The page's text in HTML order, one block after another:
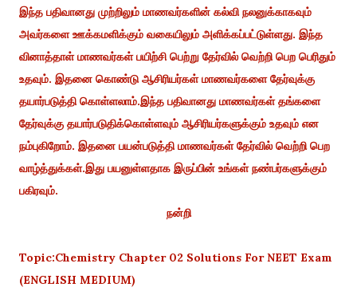
இந்த பதிவானது முற்றிலும் மாணவர்களின் கல்வி நலனுக்காகவும்
அவர்களை ஊக்கமளிக்கும் வகையிலும் அளிக்கப்பட்டுள்ளது. இந்த
வினாத்தாள் மாணவர்கள் பயிற்சி பெற்று தேர்வில் வெற்றி பெற பெரிதும்
உதவும். இதனை கொண்டு ஆசிரியர்கள் மாணவர்களை தேர்வுக்கு
தயார்படுத்தி கொள்ளலாம்.இந்த பதிவானது மாணவர்கள் தங்களை
தேர்வுக்கு தயார்படுதிக்கொள்ளவும் ஆசிரியர்களுக்கும் உதவும் என
நம்புகிறோம். இதனை பயன்படுத்தி மாணவர்கள் தேர்வில் வெற்றி பெற
வாழ்த்துக்கள்.இது பயனுள்ளதாக இருப்பின் உங்கள் நண்பர்களுக்கும்
பகிரவும்.
நன்றி
Topic:Chemistry Chapter 02 Solutions For NEET Exam
(ENGLISH MEDIUM)